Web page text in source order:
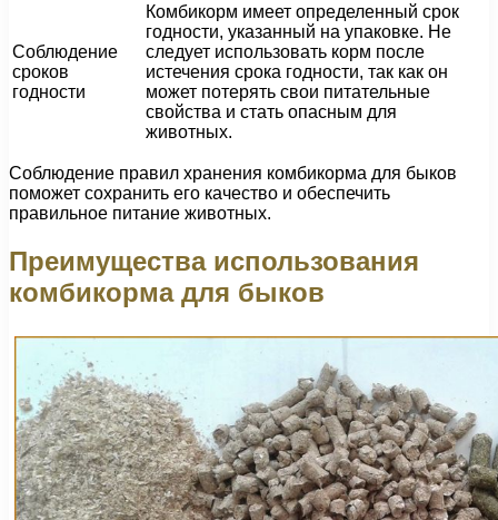
Соблюдение
сроков
годности
Комбикорм имеет определенный срок
годности, указанный на упаковке. Не
следует использовать корм после
истечения срока годности, так как он
может потерять свои питательные
свойства и стать опасным для
животных.
Соблюдение правил хранения комбикорма для быков
поможет сохранить его качество и обеспечить
правильное питание животных.
Преимущества использования
комбикорма для быков